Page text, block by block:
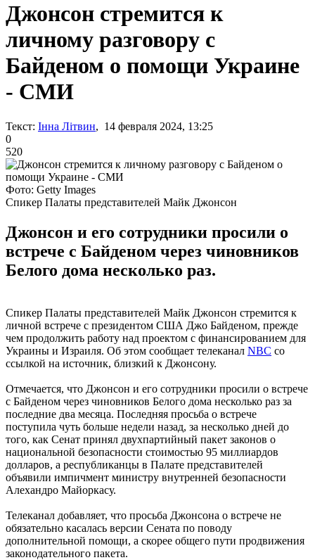
Джонсон стремится к
личному разговору с
Байденом о помощи Украине
- СМИ
Текст: Інна Літвин, 14 февраля 2024, 13:25
0
520
Фото: Getty Images
Спикер Палаты представителей Майк Джонсон
Джонсон и его сотрудники просили о
встрече с Байденом через чиновников
Белого дома несколько раз.
Спикер Палаты представителей Майк Джонсон стремится к
личной встрече с президентом США Джо Байденом, прежде
чем продолжить работу над проектом с финансированием для
Украины и Израиля. Об этом сообщает телеканал NBC со
ссылкой на источник, близкий к Джонсону.
Отмечается, что Джонсон и его сотрудники просили о встрече
с Байденом через чиновников Белого дома несколько раз за
последние два месяца. Последняя просьба о встрече
поступила чуть больше недели назад, за несколько дней до
того, как Сенат принял двухпартийный пакет законов о
национальной безопасности стоимостью 95 миллиардов
долларов, а республиканцы в Палате представителей
объявили импичмент министру внутренней безопасности
Алехандро Майоркасу.
Телеканал добавляет, что просьба Джонсона о встрече не
обязательно касалась версии Сената по поводу
дополнительной помощи, а скорее общего пути продвижения
законодательного пакета.